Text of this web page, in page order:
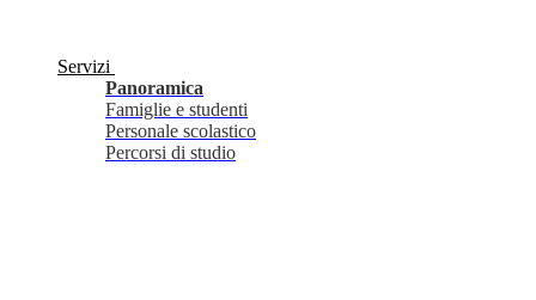
Servizi
Panoramica
Famiglie e studenti
Personale scolastico
Percorsi di studio